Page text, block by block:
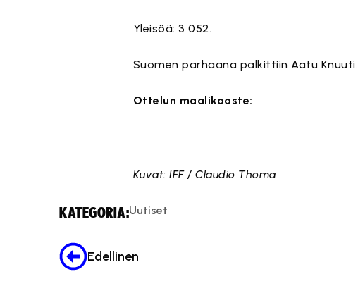
Yleisöä: 3 052.
Suomen parhaana palkittiin Aatu Knuuti.
Ottelun maalikooste:
Kuvat: IFF / Claudio Thoma
KATEGORIA:Uutiset
Edellinen